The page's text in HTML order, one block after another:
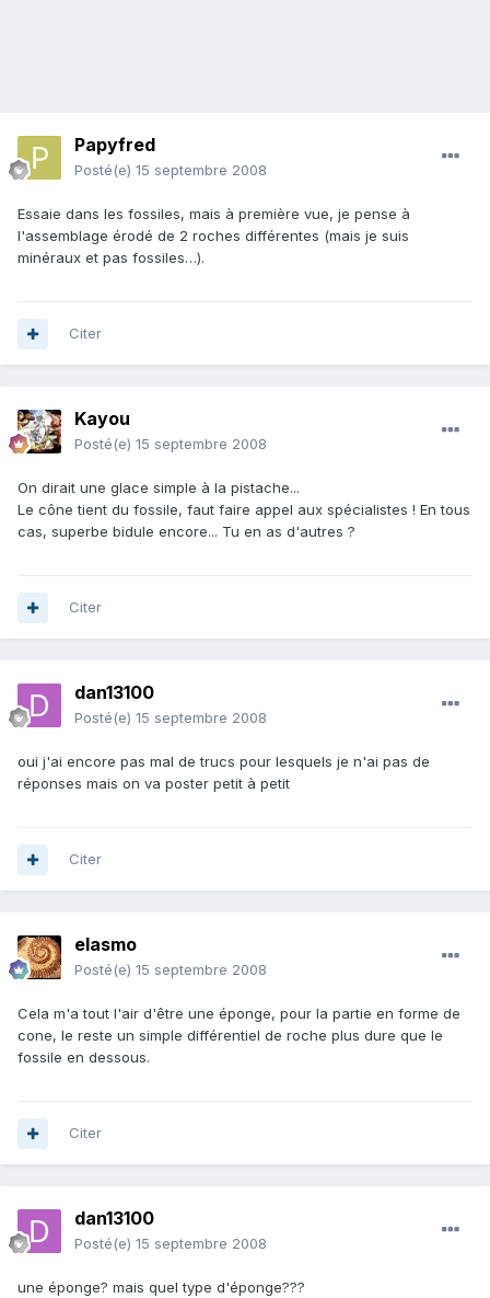
Papyfred
Posté(e) 15 septembre 2008
Essaie dans les fossiles, mais à première vue, je pense à
l'assemblage érodé de 2 roches différentes (mais je suis
minéraux et pas fossiles…).
Citer
Kayou
Posté(e) 15 septembre 2008
On dirait une glace simple à la pistache...
Le cône tient du fossile, faut faire appel aux spécialistes ! En tous
cas, superbe bidule encore... Tu en as d'autres ?
Citer
dan13100
Posté(e) 15 septembre 2008
oui j'ai encore pas mal de trucs pour lesquels je n'ai pas de
réponses mais on va poster petit à petit
Citer
elasmo
Posté(e) 15 septembre 2008
Cela m'a tout l'air d'être une éponge, pour la partie en forme de
cone, le reste un simple différentiel de roche plus dure que le
fossile en dessous.
Citer
dan13100
Posté(e) 15 septembre 2008
une éponge? mais quel type d'éponge???